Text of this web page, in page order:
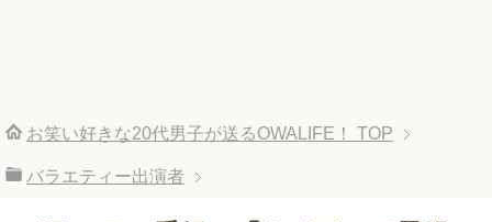
お笑い好きな20代男子が送るOWALIFE！ TOP
バラエティー出演者